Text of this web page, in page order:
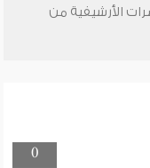
الأرشيفية من
0